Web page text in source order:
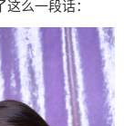
么一段话：